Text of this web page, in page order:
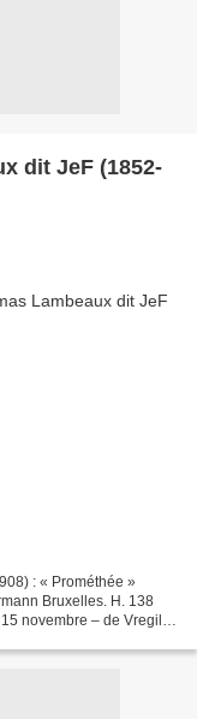
dit JeF (1852-
: « Prométhée »
Bruxelles. H. 138
novembre – de Vregille